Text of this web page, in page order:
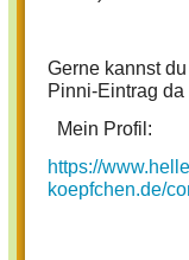
Gerne kannst
Pinni-Eintrag da
Mein Profil:
https://
koepfchen.de/